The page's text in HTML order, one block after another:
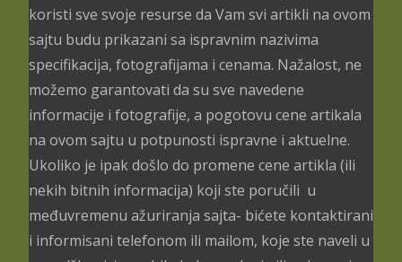
koristi sve svoje resurse da Vam svi artikli na ovom
sajtu budu prikazani sa ispravnim nazivima
specifikacija, fotografijama i cenama. Nažalost, ne
možemo garantovati da su sve navedene
informacije i fotografije, a pogotovu cene artikala
na ovom sajtu u potpunosti ispravne i aktuelne.
Ukoliko je ipak došlo do promene cene artikla (ili
nekih bitnih informacija) koji ste poručili u
međuvremenu ažuriranja sajta- bićete kontaktirani
i informisani telefonom ili mailom, koje ste naveli u